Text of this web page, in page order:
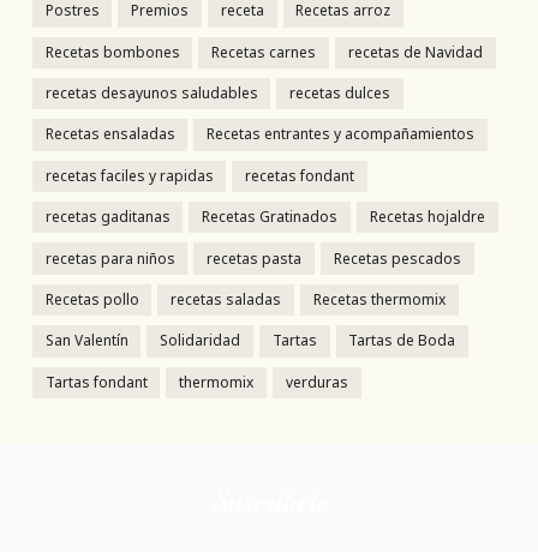
Postres Premios receta Recetas arroz
Recetas bombones Recetas carnes recetas de Navidad
recetas desayunos saludables recetas dulces
Recetas ensaladas Recetas entrantes y acompañamientos
recetas faciles y rapidas recetas fondant
recetas gaditanas Recetas Gratinados Recetas hojaldre
recetas para niños recetas pasta Recetas pescados
Recetas pollo recetas saladas Recetas thermomix
San Valentín Solidaridad Tartas Tartas de Boda
Tartas fondant thermomix verduras